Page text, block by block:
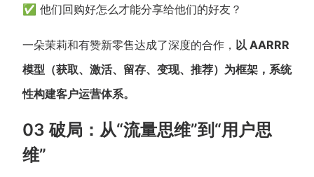
✅ 他们回购好怎么才能分享给他们的好友？
一朵茉莉和有赞新零售达成了深度的合作， 以 AARRR
模型（获取、激活、留存、变现、推荐）为框架，系统
性构建客户运营体系。
03 破局：从“流量思维”到“用户思
维”